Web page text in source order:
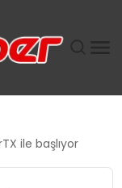
ile başlıyor